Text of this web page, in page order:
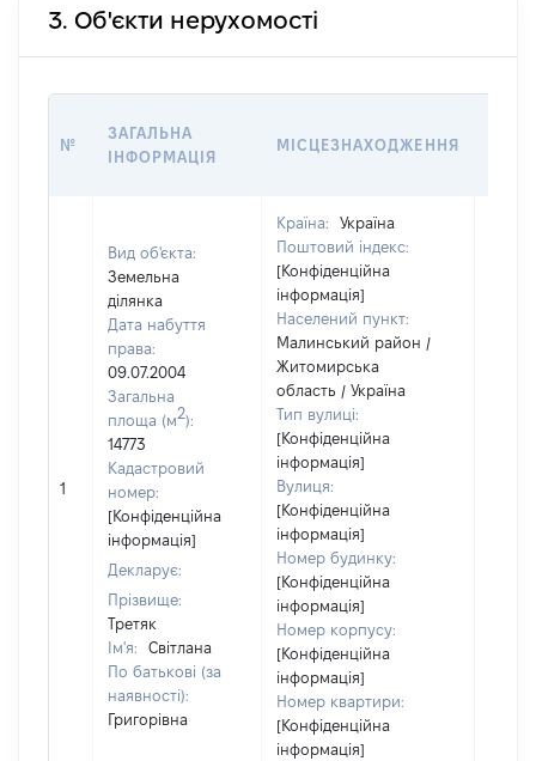
3. Об'єкти нерухомості
№
ЗАГАЛЬНА
ІНФОРМАЦІЯ
МІСЦЕЗНАХОДЖЕННЯ
1
Вид об'єкта:
Земельна
ділянка
Дата набуття
права:
09.07.2004
Загальна
площа (м2):
14773
Кадастровий
номер:
[Конфіденційна
інформація]
Декларує:
Прізвище:
Третяк
Ім'я:
Світлана
По батькові (за
наявності):
Григорівна
Країна:
Україна
Поштовий індекс:
[Конфіденційна
інформація]
Населений пункт:
Малинський район /
Житомирська
область / Україна
Тип вулиці:
[Конфіденційна
інформація]
Вулиця:
[Конфіденційна
інформація]
Номер будинку:
[Конфіденційна
інформація]
Номер корпусу:
[Конфіденційна
інформація]
Номер квартири:
[Конфіденційна
інформація]